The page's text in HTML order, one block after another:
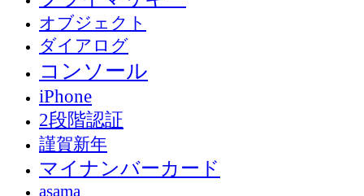
オブジェクト
ダイアログ
コンソール
iPhone
2段階認証
謹賀新年
マイナンバーカード
asama